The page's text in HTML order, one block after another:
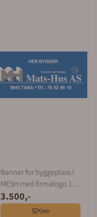
Banner for byggeplass i
MESH med firmalogo 1,5
x 3 m
3.500,-
Kjøp